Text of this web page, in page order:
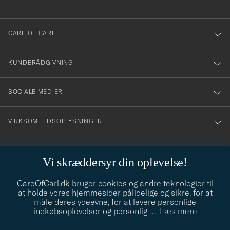
Vi skræddersyr din oplevelse!
CareOfCarl.dk bruger cookies og andre teknologier til
at holde vores hjemmesider pålidelige og sikre, for at
måle deres ydeevne, for at levere personlige
indkøbsoplevelser og personlig … Læs mere
dig
till
vårt
nyhetsbrev!
CARE OF CARL
KUNDERÅDGIVNING
SOCIALE MEDIER
VIRKSOMHEDSOPLYSNINGER
info@careofcarl.dk
Behøver du hjælp til at finde din stil? Lad os hjælpe dig, vi hjælper
gerne til!
STILRÅD